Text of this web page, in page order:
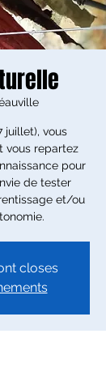
juillet), vous
vous repartez
pour
de tester
et/ou
closes